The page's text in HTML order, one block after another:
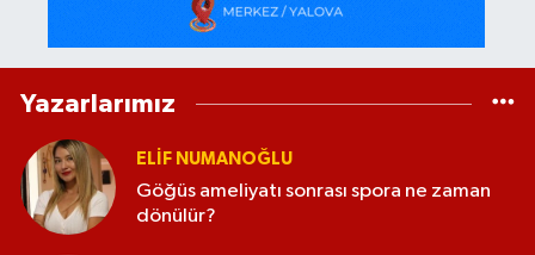
Yazarlarımız
ELİF NUMANOĞLU
Göğüs ameliyatı sonrası spora ne zaman
dönülür?